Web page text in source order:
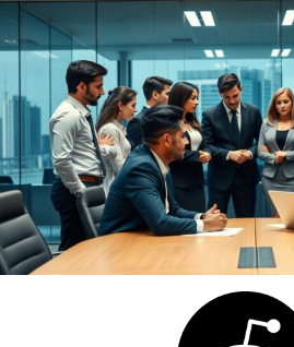
Skip
to